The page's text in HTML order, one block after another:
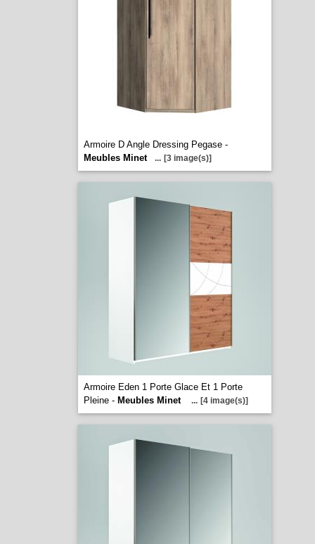
Armoire D Angle Dressing Pegase -
Meubles Minet
... [3 image(s)]
Armoire Eden 1 Porte Glace Et 1 Porte
Pleine - Meubles Minet ... [4 image(s)]